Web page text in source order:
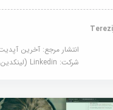
انتشار مرجع:آخرین آپدیت
شرکت:Linkedin (لینکدین)